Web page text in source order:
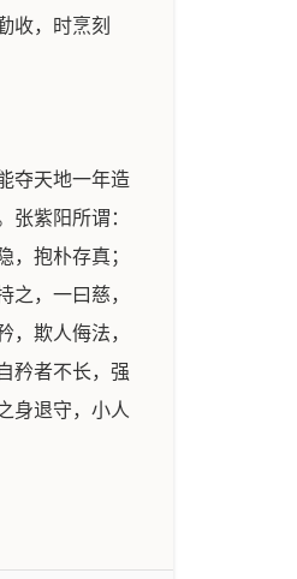
收，时烹刻
夺天地一年造
紫阳所谓：
抱朴存真；
，一曰慈，
欺人侮法，
矜者不长，强
身退守，小人